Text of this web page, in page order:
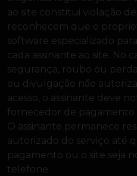
ao site constitui violação
reconhecem que o
software especializado
cada assinante ao site. No
segurança, roubo ou
ou divulgação não
acesso, o assinante deve
fornecedor de pagamento
O assinante permanece
autorizado do serviço até
pagamento ou o site seja
telefone.